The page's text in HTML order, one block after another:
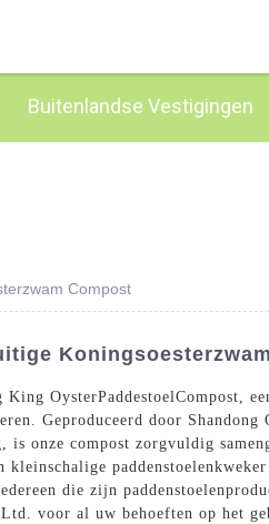
Buitenlandse Vestigingen
Compost
King OysterPaddestoel Compost,
Geproduceerd door
onze compost zorgvuldig
kleinschalige
die zijn
voor al uw behoeften op het